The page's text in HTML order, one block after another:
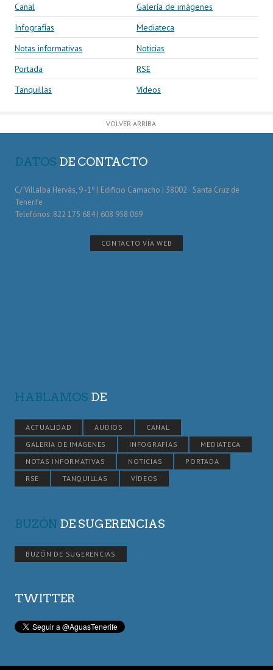
Canal
Galería de imágenes
Infografías
Mediateca
Notas informativas
Noticias
Portada
RSE
Tanquillas
Vídeos
VOLVER ARRIBA
DATOS DE CONTACTO
C/ Villalba Hervás, 9 -1º | Edificio Camacho | 38002 · Santa Cruz de
Tenerife
Telefónos: 822 175 684 | 608 958 069
CONTACTO VÍA WEB
HABLAMOS DE
ACTUALIDAD AUDIOS
CANAL
GALERÍA DE IMÁGENES
INFOGRAFÍAS
MEDIATECA
NOTAS INFORMATIVAS
NOTICIAS
PORTADA
RSE
TANQUILLAS VÍDEOS
BUZÓN DE SUGERENCIAS
BUZÓN DE SUGERENCIAS
TWITTER